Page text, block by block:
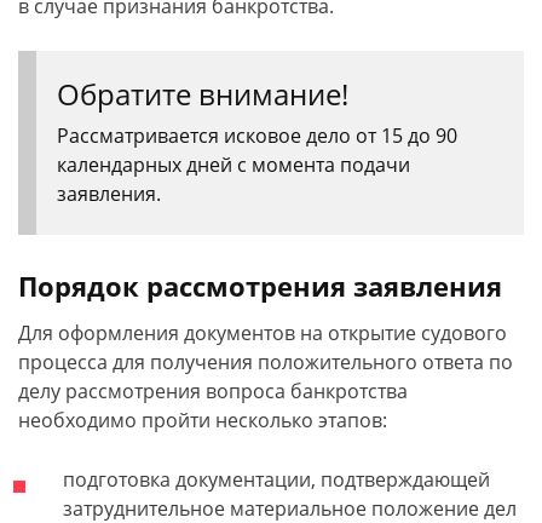
в случае признания банкротства.
Обратите внимание!
Рассматривается исковое дело от 15 до 90
календарных дней с момента подачи
заявления.
Порядок рассмотрения заявления
Для оформления документов на открытие судового
процесса для получения положительного ответа по
делу рассмотрения вопроса банкротства
необходимо пройти несколько этапов:
подготовка документации, подтверждающей
затруднительное материальное положение дел